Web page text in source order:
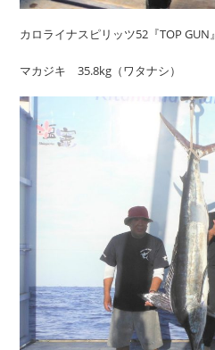
カロライナスピリッツ52『TOP GUN』
マカジキ 35.8kg（ワタナシ）